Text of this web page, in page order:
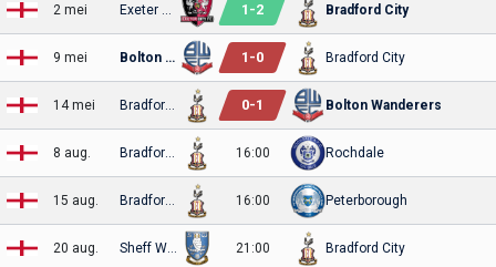
2 mei Exeter City 1 -2 Bradford City
9 mei Bolton Wanderers 1 -0 Bradford City
14 mei Bradford City 0-1 Bolton Wanderers
8 aug. Bradford City 16:00 Rochdale
15 aug. Bradford City 16:00 Peterborough
20 aug. Sheff Wed 21:00 Bradford City